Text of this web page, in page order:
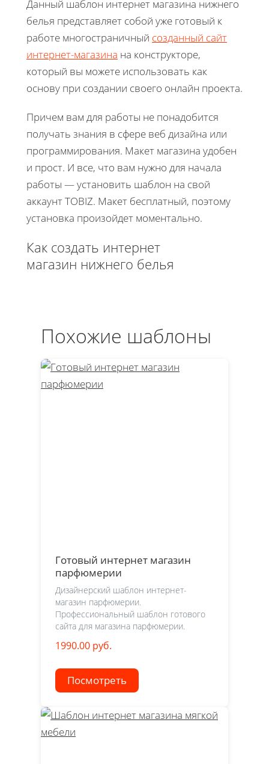
Данный шаблон интернет магазина нижнего
белья представляет собой уже готовый к
работе многостраничный созданный сайт
интернет-магазина на конструкторе,
который вы можете использовать как
основу при создании своего онлайн проекта.
Причем вам для работы не понадобится
получать знания в сфере веб дизайна или
программирования. Макет магазина удобен
и прост. И все, что вам нужно для начала
работы — установить шаблон на свой
аккаунт TOBIZ. Макет бесплатный, поэтому
установка произойдет моментально.
Как создать интернет
магазин нижнего белья
Похожие шаблоны
Готовый интернет магазин
парфюмерии
Дизайнерский шаблон интернет-
магазин парфюмерии.
Профессиональный шаблон готового
сайта для магазина парфюмерии.
1990.00 руб.
Посмотреть